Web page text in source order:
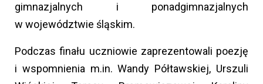
gimnazjalnych i ponadgimnazjalnych
w województwie śląskim.
Podczas finału uczniowie zaprezentowali poezję
i wspomnienia m.in. Wandy Półtawskiej, Urszuli